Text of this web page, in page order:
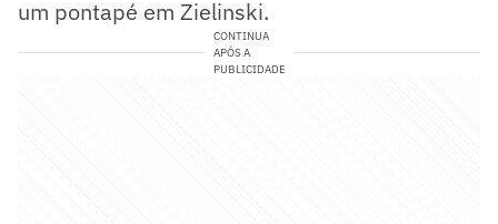
um pontapé em Zielinski.
CONTINUA
APÓS A
PUBLICIDADE